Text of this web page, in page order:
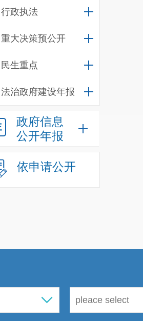
行政执法
重大决策预公开
民生重点
法治政府建设年报
政府信息
公开年报
依申请公开